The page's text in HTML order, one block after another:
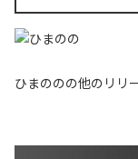
ひまののの他のリリ